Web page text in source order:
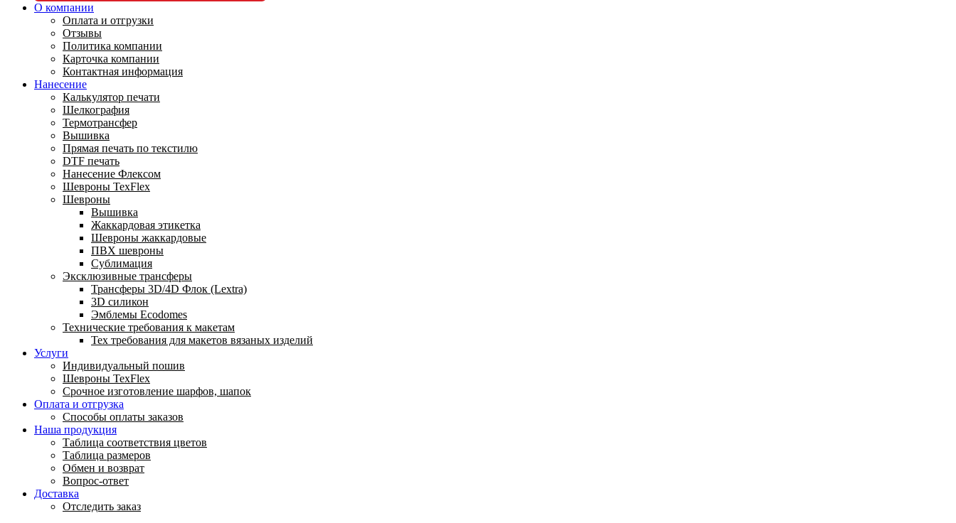
О компании
Оплата и отгрузки
Отзывы
Политика компании
Карточка компании
Контактная информация
Нанесение
Калькулятор печати
Шелкография
Термотрансфер
Вышивка
Прямая печать по текстилю
DTF печать
Нанесение Флексом
Шевроны TexFlex
Шевроны
Вышивка
Жаккардовая этикетка
Шевроны жаккардовые
ПВХ шевроны
Сублимация
Эксклюзивные трансферы
Трансферы 3D/4D Флок (Lextra)
3D силикон
Эмблемы Ecodomes
Технические требования к макетам
Тех требования для макетов вязаных изделий
Услуги
Индивидуальный пошив
Шевроны TexFlex
Срочное изготовление шарфов, шапок
Оплата и отгрузка
Способы оплаты заказов
Наша продукция
Таблица соответствия цветов
Таблица размеров
Обмен и возврат
Вопрос-ответ
Доставка
Отследить заказ